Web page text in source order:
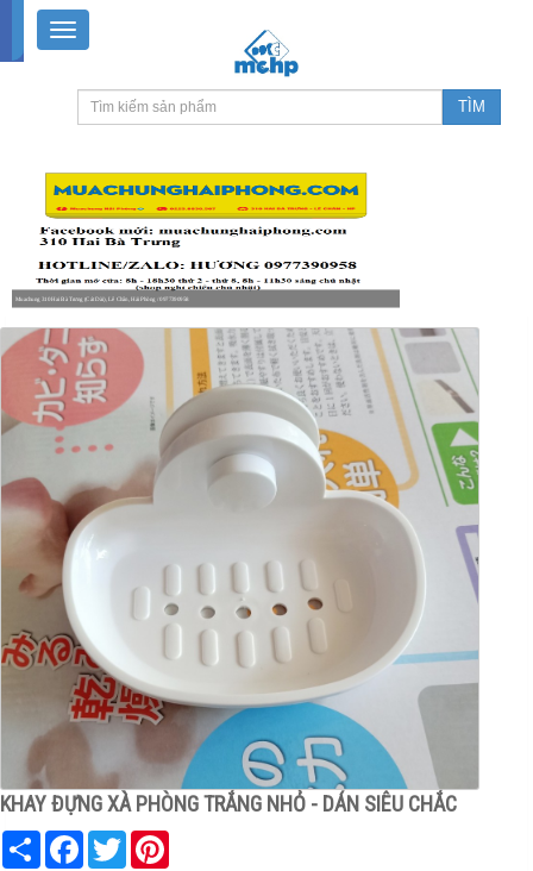
Muachung 310 Hai Bà Trưng (Cát Dài), Lê Chân, Hải Phòng / 0977390958
KHAY ĐỰNG XÀ PHÒNG TRẮNG NHỎ - DÁN SIÊU CHẮC
Share FacebookTwitter